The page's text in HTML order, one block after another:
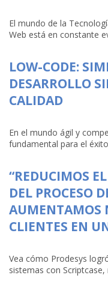
El mundo de la
Web está en constante
LOW-CODE:
DESARROLLO
CALIDAD
En el mundo ágil y
fundamental para el
“REDUCIMOS
DEL PROCESO
AUMENTAMOS
CLIENTES EN
Vea cómo Prodesys
sistemas con Scriptcase,